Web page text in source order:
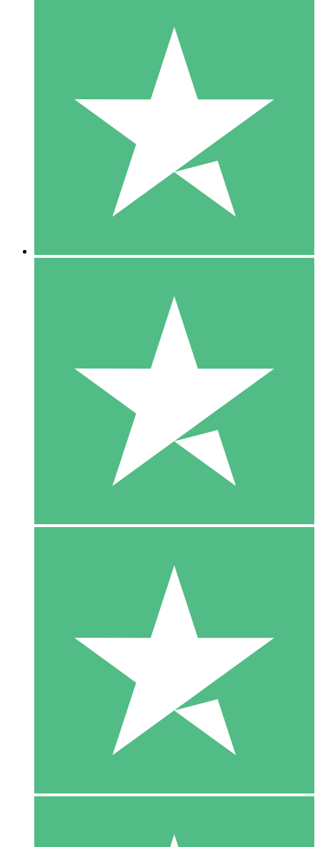
Pacotes de Créditos Individuais
Pague conforme o uso com créditos de download. Sem
1000
10 Downloads
20 00